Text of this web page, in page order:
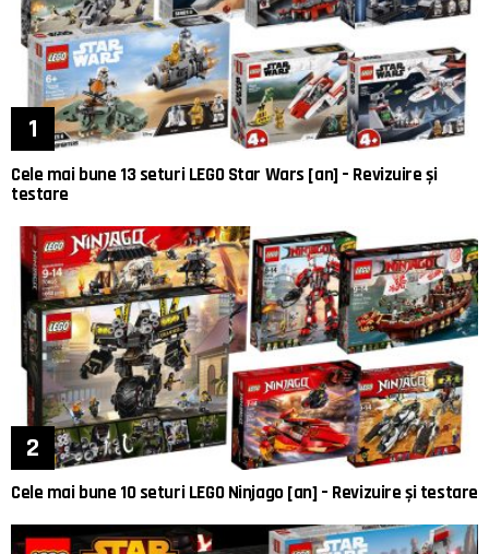
Cele mai bune 13 seturi LEGO Star Wars [an] – Revizuire și
testare
Cele mai bune 10 seturi LEGO Ninjago [an] – Revizuire și testare